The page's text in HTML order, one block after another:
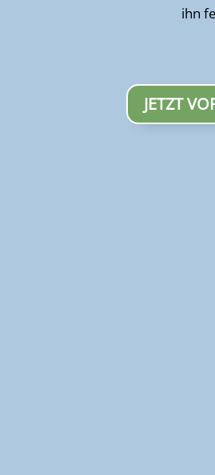
ihn
JETZT